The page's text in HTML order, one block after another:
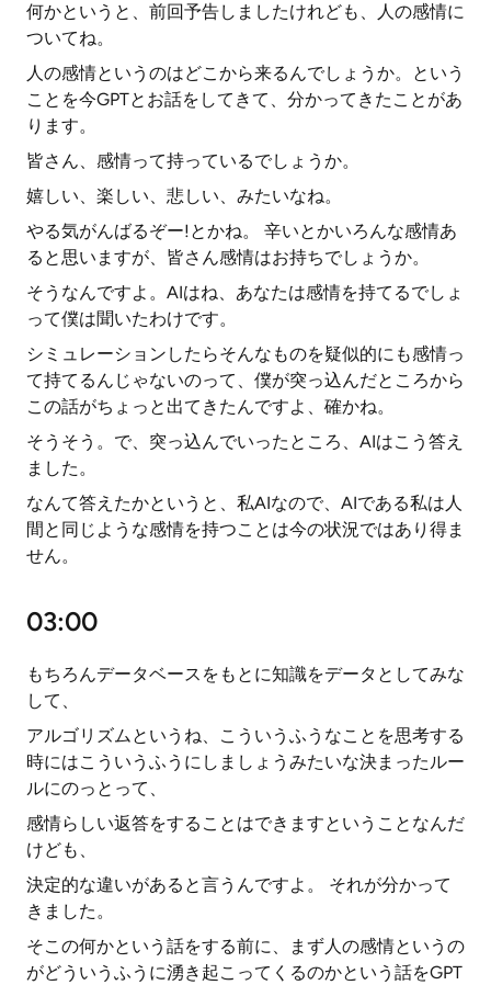
何かというと、前回予告しましたけれども、人の感情に
ついてね。
人の感情というのはどこから来るんでしょうか。という
ことを今GPTとお話をしてきて、分かってきたことがあ
ります。
皆さん、感情って持っているでしょうか。
嬉しい、楽しい、悲しい、みたいなね。
やる気がんばるぞー!とかね。 辛いとかいろんな感情あ
ると思いますが、皆さん感情はお持ちでしょうか。
そうなんですよ。AIはね、あなたは感情を持てるでしょ
って僕は聞いたわけです。
シミュレーションしたらそんなものを疑似的にも感情っ
て持てるんじゃないのって、僕が突っ込んだところから
この話がちょっと出てきたんですよ、確かね。
そうそう。で、突っ込んでいったところ、AIはこう答え
ました。
なんて答えたかというと、私AIなので、AIである私は人
間と同じような感情を持つことは今の状況ではあり得ま
せん。
03:00
もちろんデータベースをもとに知識をデータとしてみな
して、
アルゴリズムというね、こういうふうなことを思考する
時にはこういうふうにしましょうみたいな決まったルー
ルにのっとって、
感情らしい返答をすることはできますということなんだ
けども、
決定的な違いがあると言うんですよ。 それが分かって
きました。
そこの何かという話をする前に、まず人の感情というの
がどういうふうに湧き起こってくるのかという話をGPT